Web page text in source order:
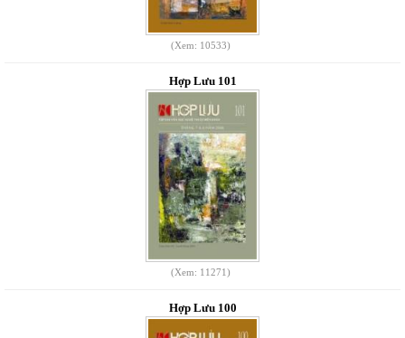
(Xem: 10533)
Hợp Lưu 101
(Xem: 11271)
Hợp Lưu 100